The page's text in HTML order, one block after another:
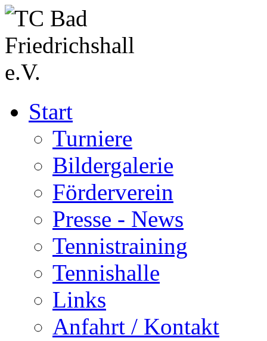
Start
Turniere
Bildergalerie
Förderverein
Presse - News
Tennistraining
Tennishalle
Links
Anfahrt / Kontakt